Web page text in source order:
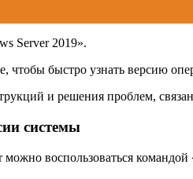
Server 2019».
чтобы быстро узнать версию
и решения проблем,
системы
воспользоваться